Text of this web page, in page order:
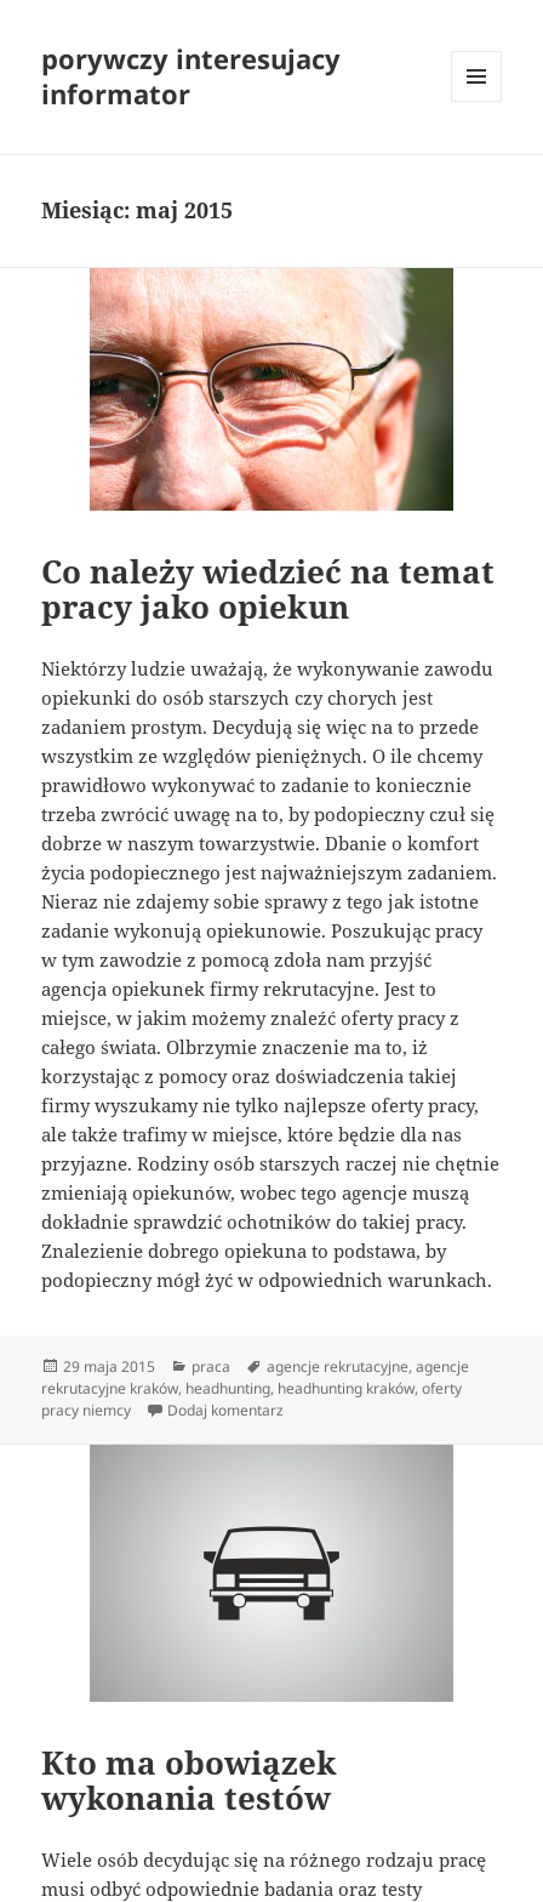
porywczy interesujacy
informator
Miesiąc:maj 2015
Co należy wiedzieć na temat
pracy jako opiekun
Niektórzy ludzie uważają, że wykonywanie zawodu
opiekunki do osób starszych czy chorych jest
zadaniem prostym. Decydują się więc na to przede
wszystkim ze względów pieniężnych. O ile chcemy
prawidłowo wykonywać to zadanie to koniecznie
trzeba zwrócić uwagę na to, by podopieczny czuł się
dobrze w naszym towarzystwie. Dbanie o komfort
życia podopiecznego jest najważniejszym zadaniem.
Nieraz nie zdajemy sobie sprawy z tego jak istotne
zadanie wykonują opiekunowie. Poszukując pracy
w tym zawodzie z pomocą zdoła nam przyjść
agencja opiekunek firmy rekrutacyjne. Jest to
miejsce, w jakim możemy znaleźć oferty pracy z
całego świata. Olbrzymie znaczenie ma to, iż
korzystając z pomocy oraz doświadczenia takiej
firmy wyszukamy nie tylko najlepsze oferty pracy,
ale także trafimy w miejsce, które będzie dla nas
przyjazne. Rodziny osób starszych raczej nie chętnie
zmieniają opiekunów, wobec tego agencje muszą
dokładnie sprawdzić ochotników do takiej pracy.
Znalezienie dobrego opiekuna to podstawa, by
podopieczny mógł żyć w odpowiednich warunkach.
Data
publikacji
29 maja 2015 Kategorie
praca Tagi
agencje rekrutacyjne,agencje
rekrutacyjne kraków, headhunting, headhunting kraków,oferty
pracy niemcy
Dodaj komentarz
Kto ma obowiązek
wykonania testów
Wiele osób decydując się na różnego rodzaju pracę
musi odbyć odpowiednie badania oraz testy